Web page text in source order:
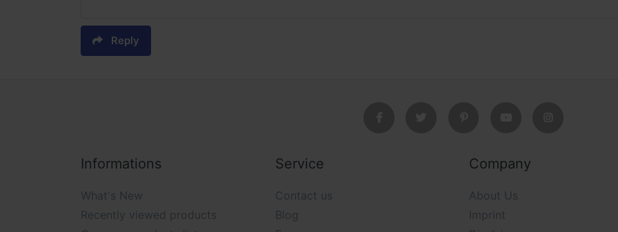
Reply
Informations
What's New
Recently viewed products
Service
Contact us
Blog
Company
About Us
Imprint